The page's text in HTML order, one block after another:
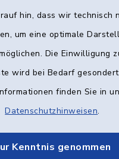
hin, dass wir technisch
um eine optimale
Die Einwilligung
wird bei Bedarf
finden Sie in
Datenschutzhinweisen.
Kenntnis genommen
Kontakt
Datenschutz